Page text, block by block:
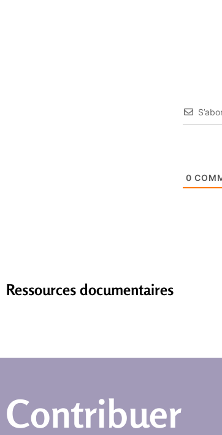
0
Ressources documentaires
Contribuer